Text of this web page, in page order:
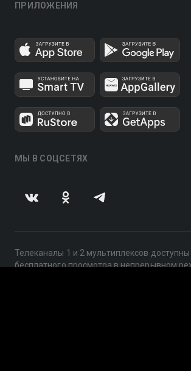
ПРИЛОЖЕНИЯ
МЫ В СОЦСЕТЯХ
Телеканалы 1 и 2 мультиплексов
бесплатного просмотра в непрерывном